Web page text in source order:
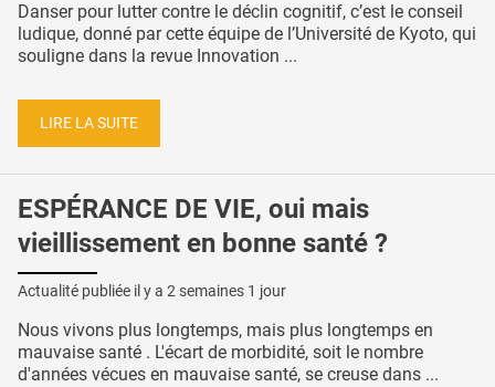
Danser pour lutter contre le déclin cognitif, c’est le conseil
ludique, donné par cette équipe de l’Université de Kyoto, qui
souligne dans la revue Innovation ...
LIRE LA SUITE
ESPÉRANCE DE VIE, oui mais
vieillissement en bonne santé ?
Actualité publiée il y a 2 semaines 1 jour
Nous vivons plus longtemps, mais plus longtemps en
mauvaise santé . L'écart de morbidité, soit le nombre
d'années vécues en mauvaise santé, se creuse dans ...